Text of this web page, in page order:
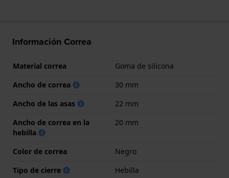
Información Correa
Material correa
Goma de silicona
Ancho de correa
30 mm
Ancho de las asas
22 mm
Ancho de correa en la
hebilla
20 mm
Color de correa
Negro
Tipo de cierre
Hebilla